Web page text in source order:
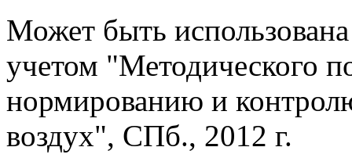
Может быть
учетом "Методического
нормированию и
воздух", СПб., 2012 г.